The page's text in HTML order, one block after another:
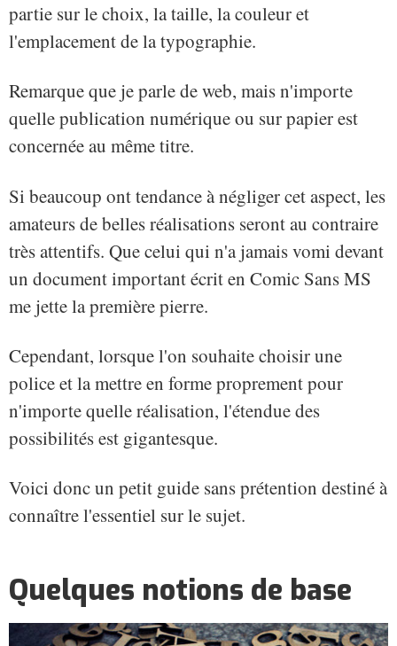
partie sur le choix, la taille, la couleur et
l'emplacement de la typographie.
Remarque que je parle de web, mais n'importe
quelle publication numérique ou sur papier est
concernée au même titre.
Si beaucoup ont tendance à négliger cet aspect, les
amateurs de belles réalisations seront au contraire
très attentifs. Que celui qui n'a jamais vomi devant
un document important écrit en Comic Sans MS
me jette la première pierre.
Cependant, lorsque l'on souhaite choisir une
police et la mettre en forme proprement pour
n'importe quelle réalisation, l'étendue des
possibilités est gigantesque.
Voici donc un petit guide sans prétention destiné à
connaître l'essentiel sur le sujet.
Quelques notions de base